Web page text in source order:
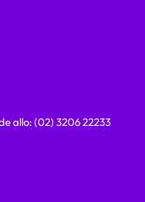
allo: (02) 3206 22233